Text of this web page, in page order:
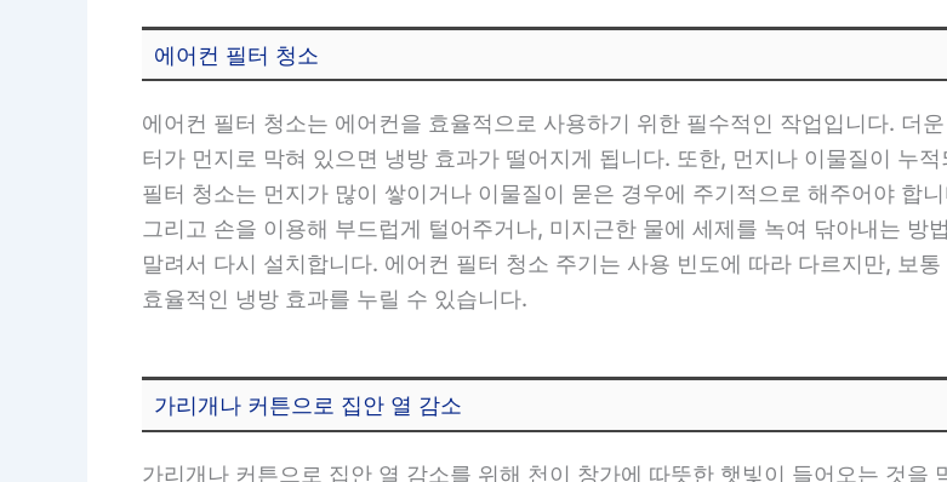
에어컨 필터 청소
에어컨 필터 청소는 에어컨을 효율적으로 사용하기 위한 필수적인 작업입니다. 더
터가 먼지로 막혀 있으면 냉방 효과가 떨어지게 됩니다. 또한, 먼지나 이물질이 누
필터 청소는 먼지가 많이 쌓이거나 이물질이 묻은 경우에 주기적으로 해주어야 합
그리고 손을 이용해 부드럽게 털어주거나, 미지근한 물에 세제를 녹여 닦아내는 방
말려서 다시 설치합니다. 에어컨 필터 청소 주기는 사용 빈도에 따라 다르지만, 보
효율적인 냉방 효과를 누릴 수 있습니다.
가리개나 커튼으로 집안 열 감소
가리개나 커튼으로 집안 열 감소를 위해 천이 창가에 따뜻한 햇빛이 들어오는 것